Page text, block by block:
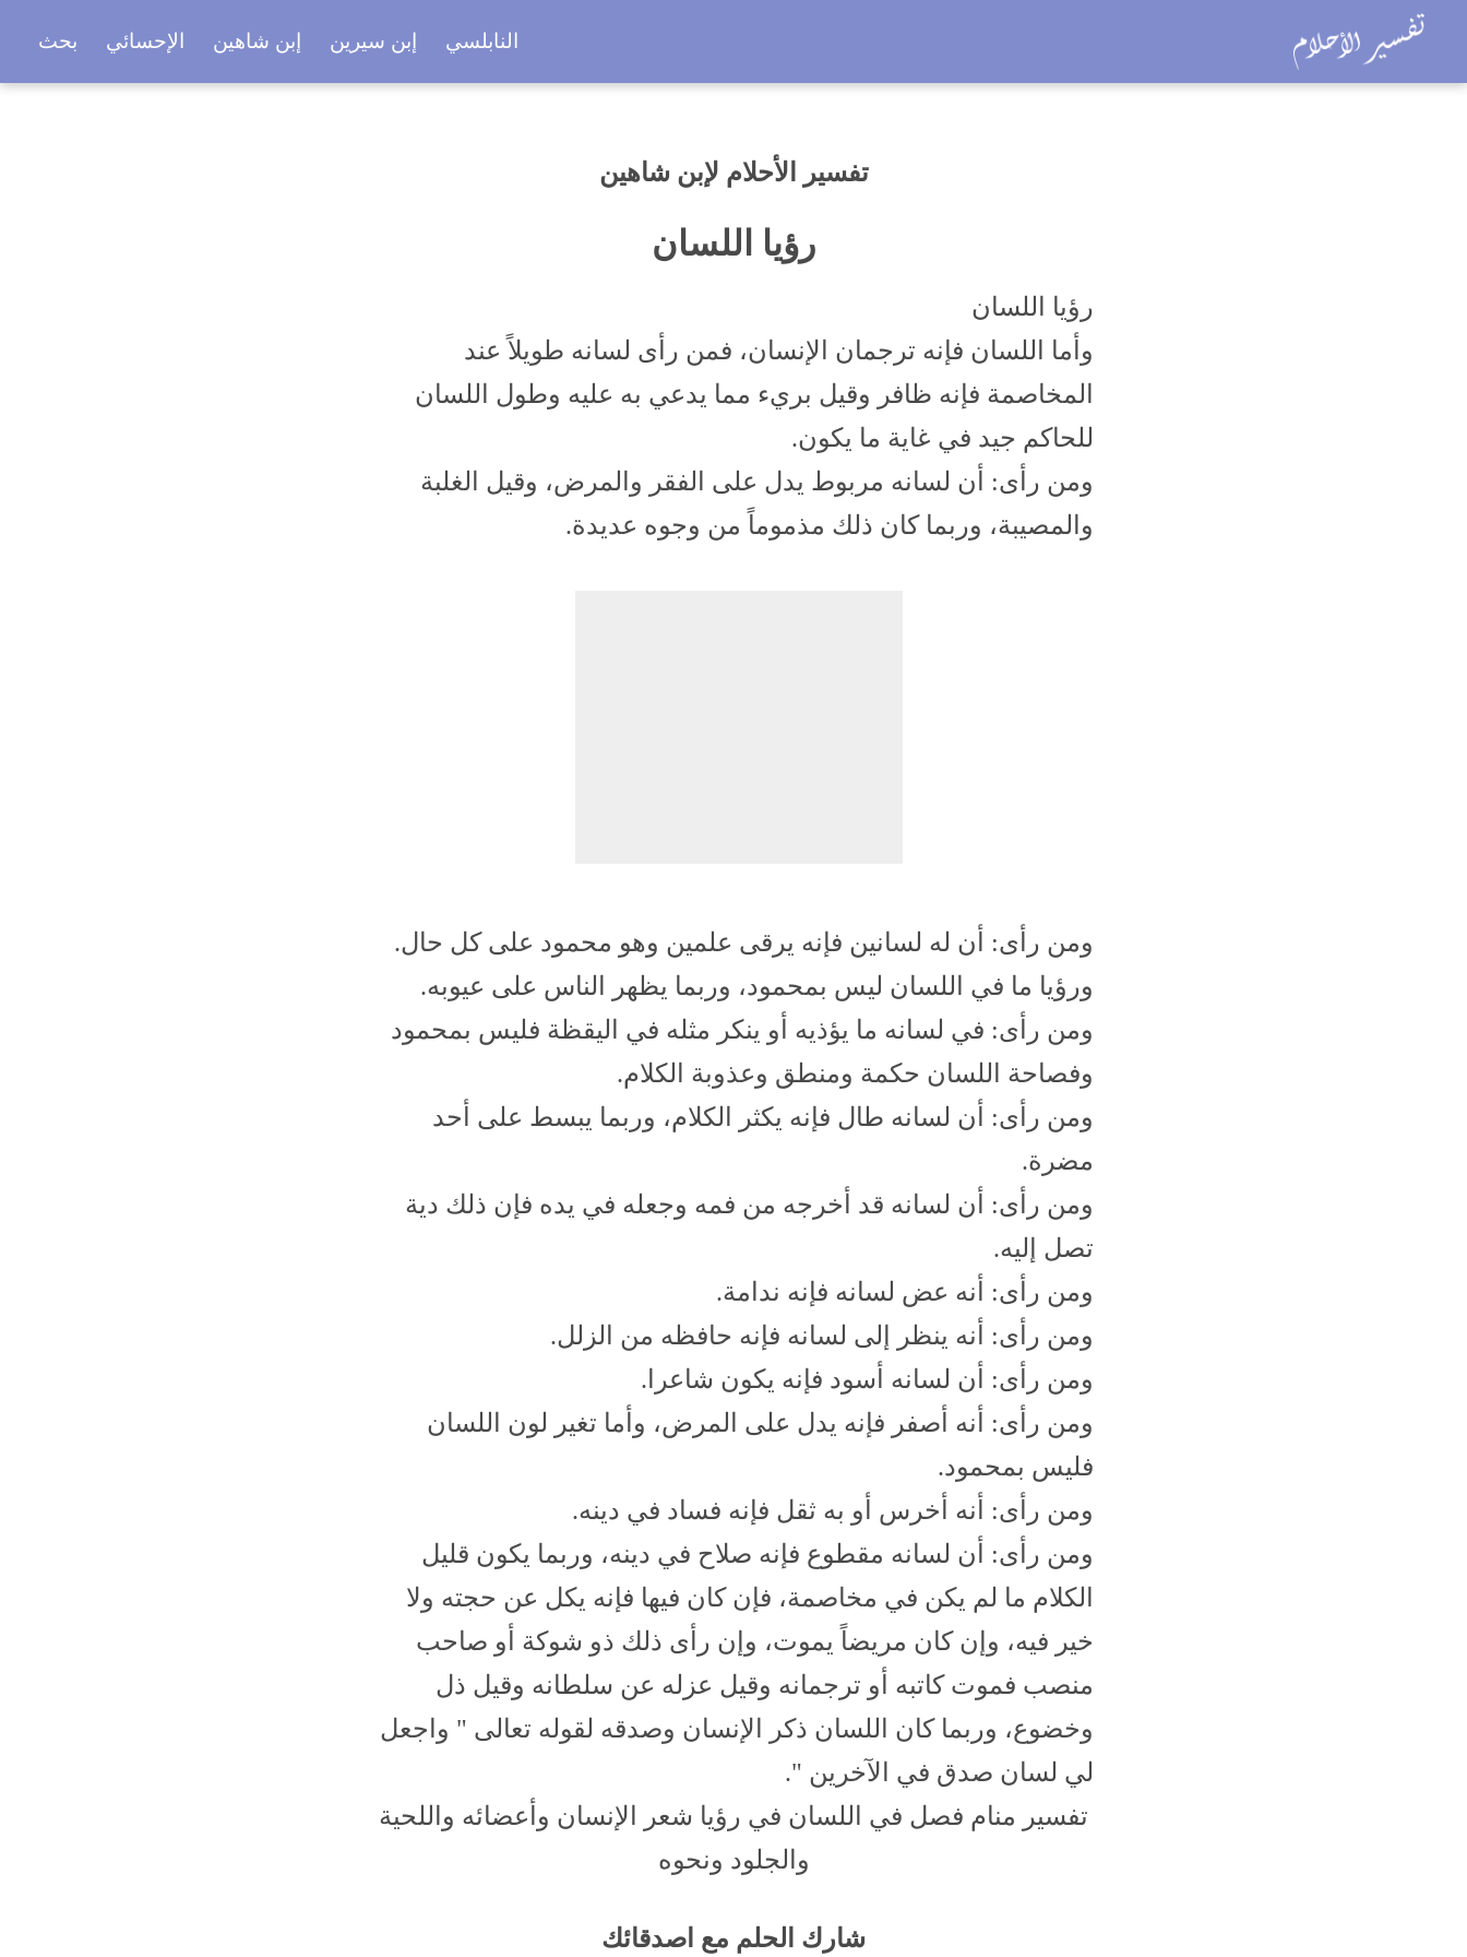
النابلسي إبن سيرين إبن شاهين الإحسائي بحث
تفسير الأحلام لإبن شاهين
رؤيا اللسان
رؤيا اللسان
وأما اللسان فإنه ترجمان الإنسان، فمن رأى لسانه طويلاً عند
المخاصمة فإنه ظافر وقيل بريء مما يدعي به عليه وطول اللسان
للحاكم جيد في غاية ما يكون.
ومن رأى: أن لسانه مربوط يدل على الفقر والمرض، وقيل الغلبة
والمصيبة، وربما كان ذلك مذموماً من وجوه عديدة.
ومن رأى: أن له لسانين فإنه يرقى علمين وهو محمود على كل حال.
ورؤيا ما في اللسان ليس بمحمود، وربما يظهر الناس على عيوبه.
ومن رأى: في لسانه ما يؤذيه أو ينكر مثله في اليقظة فليس بمحمود
وفصاحة اللسان حكمة ومنطق وعذوبة الكلام.
ومن رأى: أن لسانه طال فإنه يكثر الكلام، وربما يبسط على أحد
مضرة.
ومن رأى: أن لسانه قد أخرجه من فمه وجعله في يده فإن ذلك دية
تصل إليه.
ومن رأى: أنه عض لسانه فإنه ندامة.
ومن رأى: أنه ينظر إلى لسانه فإنه حافظه من الزلل.
ومن رأى: أن لسانه أسود فإنه يكون شاعرا.
ومن رأى: أنه أصفر فإنه يدل على المرض، وأما تغير لون اللسان
فليس بمحمود.
ومن رأى: أنه أخرس أو به ثقل فإنه فساد في دينه.
ومن رأى: أن لسانه مقطوع فإنه صلاح في دينه، وربما يكون قليل
الكلام ما لم يكن في مخاصمة، فإن كان فيها فإنه يكل عن حجته ولا
خير فيه، وإن كان مريضاً يموت، وإن رأى ذلك ذو شوكة أو صاحب
منصب فموت كاتبه أو ترجمانه وقيل عزله عن سلطانه وقيل ذل
وخضوع، وربما كان اللسان ذكر الإنسان وصدقه لقوله تعالى " واجعل
لي لسان صدق في الآخرين ".
تفسير منام فصل في اللسان في رؤيا شعر الإنسان وأعضائه واللحية
والجلود ونحوه
شارك الحلم مع اصدقائك